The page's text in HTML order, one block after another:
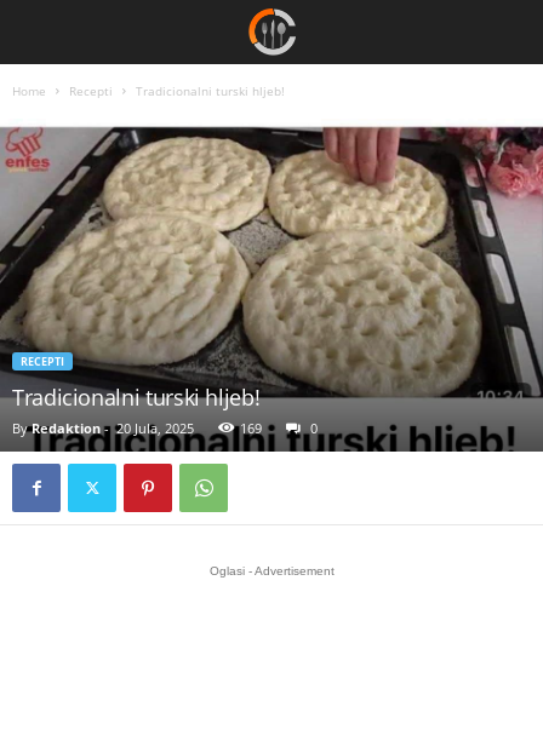
Home Recepti Tradicionalni turski hljeb!
RECEPTI
Tradicionalni turski hljeb!
By Redaktion- 20 Jula, 2025 169 0
Oglasi - Advertisement